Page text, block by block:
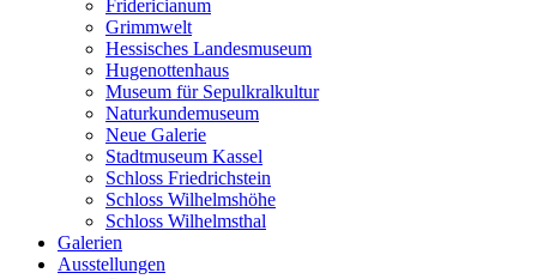
Fridericianum
Grimmwelt
Hessisches Landesmuseum
Hugenottenhaus
Museum für Sepulkralkultur
Naturkundemuseum
Neue Galerie
Stadtmuseum Kassel
Schloss Friedrichstein
Schloss Wilhelmshöhe
Schloss Wilhelmsthal
Galerien
Ausstellungen